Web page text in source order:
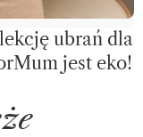
ubrań dla
jest eko!